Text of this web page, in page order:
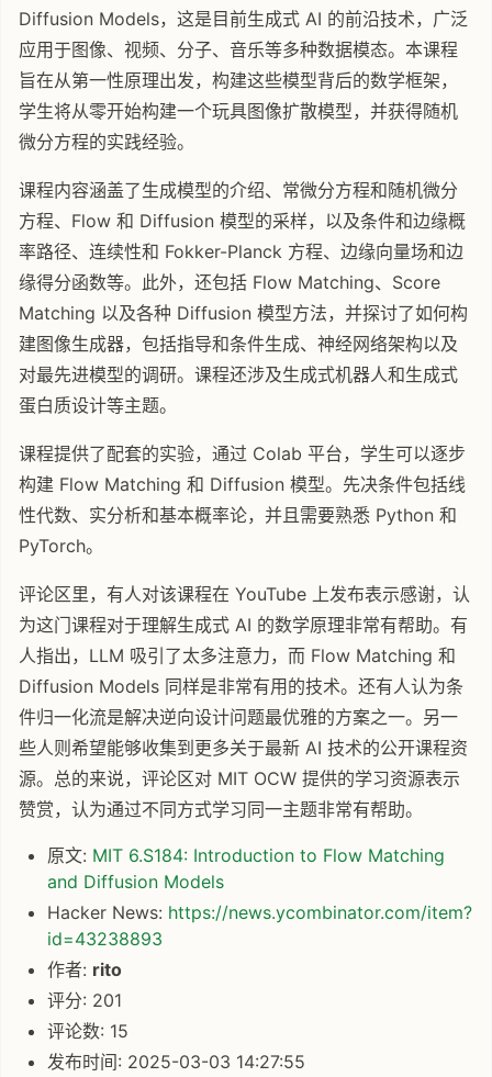
Diffusion Models，这是目前生成式 AI 的前沿技术，广泛
应用于图像、视频、分子、音乐等多种数据模态。本课程
旨在从第一性原理出发，构建这些模型背后的数学框架，
学生将从零开始构建一个玩具图像扩散模型，并获得随机
微分方程的实践经验。
课程内容涵盖了生成模型的介绍、常微分方程和随机微分
方程、Flow 和 Diffusion 模型的采样，以及条件和边缘概
率路径、连续性和 Fokker-Planck 方程、边缘向量场和边
缘得分函数等。此外，还包括 Flow Matching、Score
Matching 以及各种 Diffusion 模型方法，并探讨了如何构
建图像生成器，包括指导和条件生成、神经网络架构以及
对最先进模型的调研。课程还涉及生成式机器人和生成式
蛋白质设计等主题。
课程提供了配套的实验，通过 Colab 平台，学生可以逐步
构建 Flow Matching 和 Diffusion 模型。先决条件包括线
性代数、实分析和基本概率论，并且需要熟悉 Python 和
PyTorch。
评论区里，有人对该课程在 YouTube 上发布表示感谢，认
为这门课程对于理解生成式 AI 的数学原理非常有帮助。有
人指出，LLM 吸引了太多注意力，而 Flow Matching 和
Diffusion Models 同样是非常有用的技术。还有人认为条
件归一化流是解决逆向设计问题最优雅的方案之一。另一
些人则希望能够收集到更多关于最新 AI 技术的公开课程资
源。总的来说，评论区对 MIT OCW 提供的学习资源表示
赞赏，认为通过不同方式学习同一主题非常有帮助。
原文: MIT 6.S184: Introduction to Flow Matching
and Diffusion Models
Hacker News: https://news.ycombinator.com/item?
id=43238893
作者: rito
评分: 201
评论数: 15
发布时间: 2025-03-03 14:27:55